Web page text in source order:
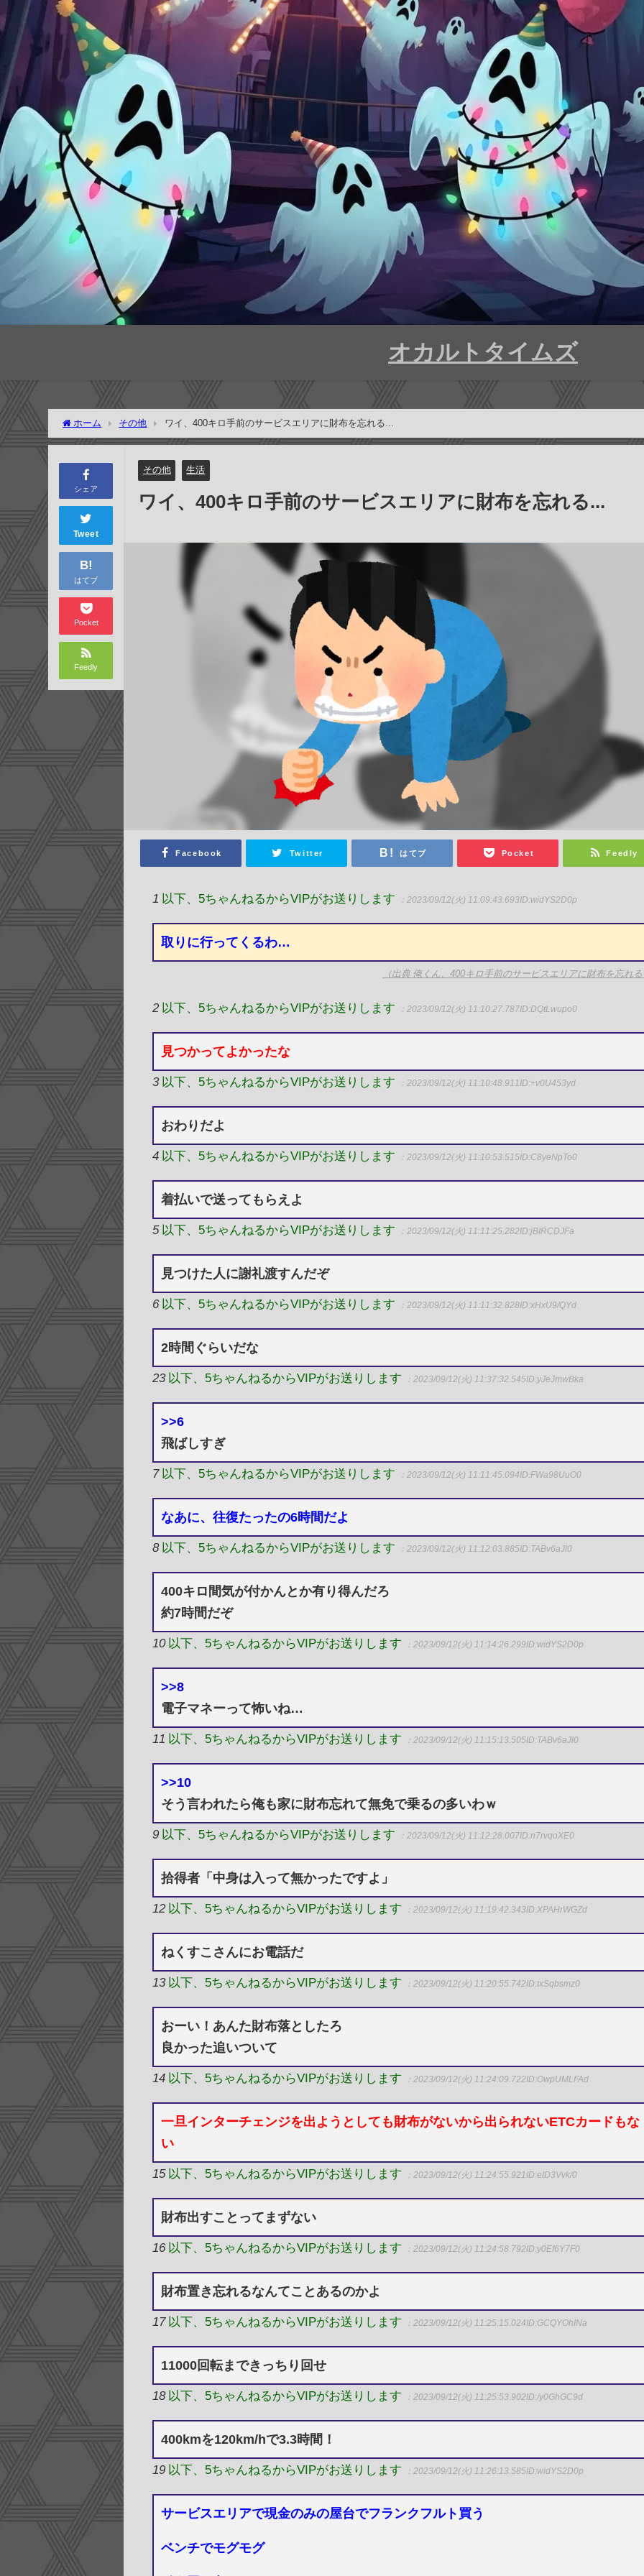
オカルトタイムズ
ホーム その他 ワイ、400キロ手前のサービスエリアに財布を忘れる...
シェア
Tweet
B!
はてブ
Pocket
Feedly
その他 生活
ワイ、400キロ手前のサービスエリアに財布を忘れる...
Facebook Twitter はてブ Pocket Feedly
1 以下、5ちゃんねるからVIPがお送りします ：2023/09/12(火) 11:09:43.693ID:widYS2D0p
取りに行ってくるわ…
（出典 俺くん、400キロ手前のサービスエリアに財布を忘れる
2 以下、5ちゃんねるからVIPがお送りします ：2023/09/12(火) 11:10:27.787ID:DQtLwupo0
見つかってよかったな
3 以下、5ちゃんねるからVIPがお送りします ：2023/09/12(火) 11:10:48.911 ID:+v0U453yd
おわりだよ
4 以下、5ちゃんねるからVIPがお送りします ：2023/09/12(火) 11:10:53.515ID:C8yeNpTo0
着払いで送ってもらえよ
5 以下、5ちゃんねるからVIPがお送りします ：2023/09/12(火) 11:11:25.282ID:jBIRCDJFa
見つけた人に謝礼渡すんだぞ
6 以下、5ちゃんねるからVIPがお送りします ：2023/09/12(火) 11:11:32.828ID:xHxU9/QYd
2時間ぐらいだな
23 以下、5ちゃんねるからVIPがお送りします ：2023/09/12(火) 11:37:32.545ID:yJeJmwBka
>>6
飛ばしすぎ
7 以下、5ちゃんねるからVIPがお送りします ：2023/09/12(火) 11:11:45.094ID:FWa98UuO0
なあに、往復たったの6時間だよ
8 以下、5ちゃんねるからVIPがお送りします ：2023/09/12(火) 11:12:03.885ID:TABv6aJl0
400キロ間気が付かんとか有り得んだろ
約7時間だぞ
10 以下、5ちゃんねるからVIPがお送りします ：2023/09/12(火) 11:14:26.299ID:widYS2D0p
>>8
電子マネーって怖いね…
11 以下、5ちゃんねるからVIPがお送りします ：2023/09/12(火) 11:15:13.505ID:TABv6aJl0
>>10
そう言われたら俺も家に財布忘れて無免で乗るの多いわｗ
9 以下、5ちゃんねるからVIPがお送りします ：2023/09/12(火) 11:12:28.007ID:n7rvqoXE0
拾得者「中身は入って無かったですよ」
12 以下、5ちゃんねるからVIPがお送りします ：2023/09/12(火) 11:19:42.343ID:XPAHrWGZd
ねくすこさんにお電話だ
13 以下、5ちゃんねるからVIPがお送りします ：2023/09/12(火) 11:20:55.742ID:txSqbsmz0
おーい！あんた財布落としたろ
良かった追いついて
14 以下、5ちゃんねるからVIPがお送りします ：2023/09/12(火) 11:24:09.722ID:OwpUMLFAd
一旦インターチェンジを出ようとしても財布がないから出られないETCカードもな
い
15 以下、5ちゃんねるからVIPがお送りします ：2023/09/12(火) 11:24:55.921 ID:eID3Vvk/0
財布出すことってまずない
16 以下、5ちゃんねるからVIPがお送りします ：2023/09/12(火) 11:24:58.792ID:y0Ef6Y7F0
財布置き忘れるなんてことあるのかよ
17 以下、5ちゃんねるからVIPがお送りします ：2023/09/12(火) 11:25:15.024ID:GCQYOhINa
11000回転まできっちり回せ
18 以下、5ちゃんねるからVIPがお送りします ：2023/09/12(火) 11:25:53.902ID:/y0GhGC9d
400kmを120km/hで3.3時間！
19 以下、5ちゃんねるからVIPがお送りします ：2023/09/12(火) 11:26:13.585ID:widYS2D0p
サービスエリアで現金のみの屋台でフランクフルト買う
ベンチでモグモグ